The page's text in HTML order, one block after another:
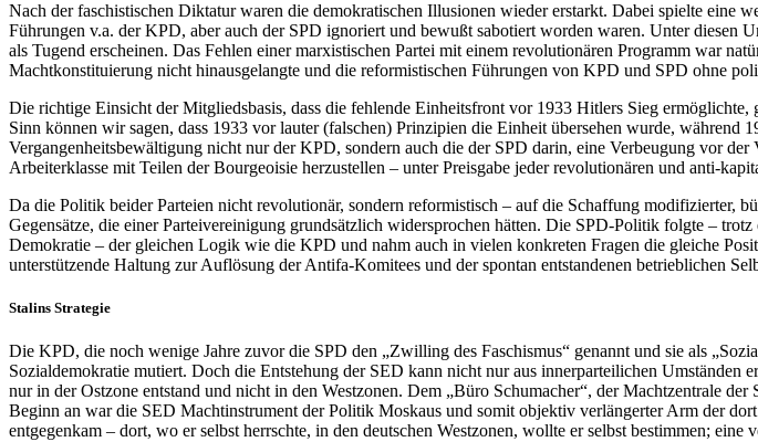
Nach der faschistischen Diktatur waren die demokratischen Illusionen wieder erstarkt. Dabei spielte
Führungen v.a. der KPD, aber auch der SPD ignoriert und bewußt sabotiert worden waren. Unter diesen
als Tugend erscheinen. Das Fehlen einer marxistischen Partei mit einem revolutionären Programm war
Machtkonstituierung nicht hinausgelangte und die reformistischen Führungen von KPD und SPD ohne
Die richtige Einsicht der Mitgliedsbasis, dass die fehlende Einheitsfront vor 1933 Hitlers Sieg
Sinn können wir sagen, dass 1933 vor lauter (falschen) Prinzipien die Einheit übersehen wurde,
Vergangenheitsbewältigung nicht nur der KPD, sondern auch die der SPD darin, eine Verbeugung vor
Arbeiterklasse mit Teilen der Bourgeoisie herzustellen – unter Preisgabe jeder revolutionären und anti-
Da die Politik beider Parteien nicht revolutionär, sondern reformistisch – auf die Schaffung modifizierter,
Gegensätze, die einer Parteivereinigung grundsätzlich widersprochen hätten. Die SPD-Politik folgte –
Demokratie – der gleichen Logik wie die KPD und nahm auch in vielen konkreten Fragen die gleiche
unterstützende Haltung zur Auflösung der Antifa-Komitees und der spontan entstandenen betrieblichen
Stalins Strategie
Die KPD, die noch wenige Jahre zuvor die SPD den „Zwilling des Faschismus“ genannt und sie als
Sozialdemokratie mutiert. Doch die Entstehung der SED kann nicht nur aus innerparteilichen
nur in der Ostzone entstand und nicht in den Westzonen. Dem „Büro Schumacher“, der Machtzentrale
Beginn an war die SED Machtinstrument der Politik Moskaus und somit objektiv verlängerter Arm der
entgegenkam – dort, wo er selbst herrschte, in den deutschen Westzonen, wollte er selbst bestimmen;